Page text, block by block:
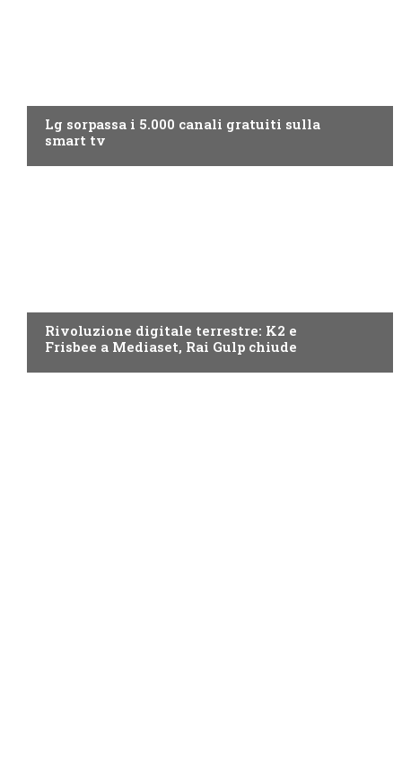
Lg sorpassa i 5.000 canali gratuiti sulla
smart tv
Rivoluzione digitale terrestre: K2 e
Frisbee a Mediaset, Rai Gulp chiude